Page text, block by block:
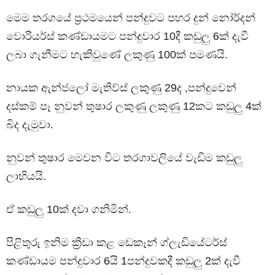
මෙම තරගයේ ප්‍රථමයෙන් පන්දුවට පහර දුන් නෝර්දන්
වොරියර්ස් කණ්ඩායමට පන්දුවාර 10දී කඩුලු 6ක් දැවී
ලබා ගැනීමට හැකිවුණේ ලකුණු 100ක් පමණයි.
නායක ඇන්ජලෝ මැතිව්ස් ලකුණු 29ද ,පන්දුවෙන්
දස්කම් පෑ නුවන් තුෂාර ලකුණු ලකුණු 12කට කඩුලු 4ක්
බිද දැමුවා.
නුවන් තුෂාර මෙවන විට තරගාවලියේ වැඩිම කඩුලු
ලාභියයි.
ඒ කඩුලු 10ක් දවා ගනිමින්.
පිළිතුරු ඉනිම ක්‍රීඩා කළ ඩෙකෑන් ග්ලැඩියේටර්ස්
කණ්ඩායම පන්දුවාර 6යි 1පන්දුවකදී කඩුලු 2ක් දැවී